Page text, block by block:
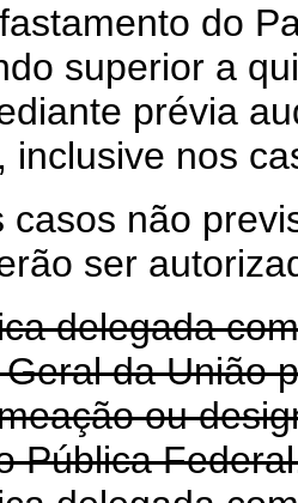
do
superior a
prévia
inclusive nos
casos não
ser
delegada
da União
ou
Pública